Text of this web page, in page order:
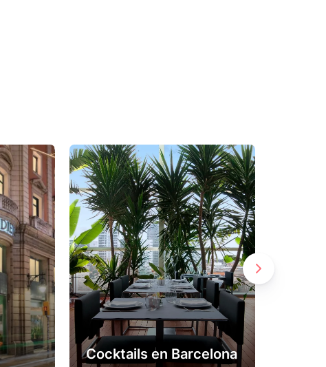
Cocktails en Barcelona